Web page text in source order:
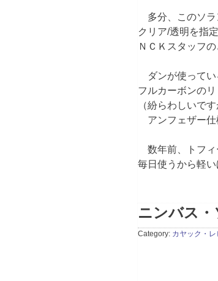
多分、このソ
クリア/透明を指
ＮＣＫスタッフ
ダンが使ってい
フルカーボンの
（紛らわしいで
アンフェザー仕
数年前、トフィ
毎日使うから軽
ニンバス
Category: カヤック・レ